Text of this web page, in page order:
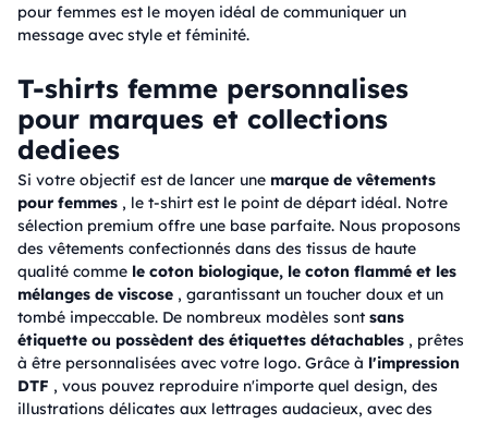
pour femmes est le moyen idéal de communiquer un
message avec style et féminité.
T-shirts femme personnalises
pour marques et collections
dediees
Si votre objectif est de lancer une marque de vêtements
pour femmes , le t-shirt est le point de départ idéal. Notre
sélection premium offre une base parfaite. Nous proposons
des vêtements confectionnés dans des tissus de haute
qualité comme le coton biologique, le coton flammé et les
mélanges de viscose , garantissant un toucher doux et un
tombé impeccable. De nombreux modèles sont sans
étiquette ou possèdent des étiquettes détachables , prêtes
à être personnalisées avec votre logo. Grâce à l'impression
DTF , vous pouvez reproduire n'importe quel design, des
illustrations délicates aux lettrages audacieux, avec des